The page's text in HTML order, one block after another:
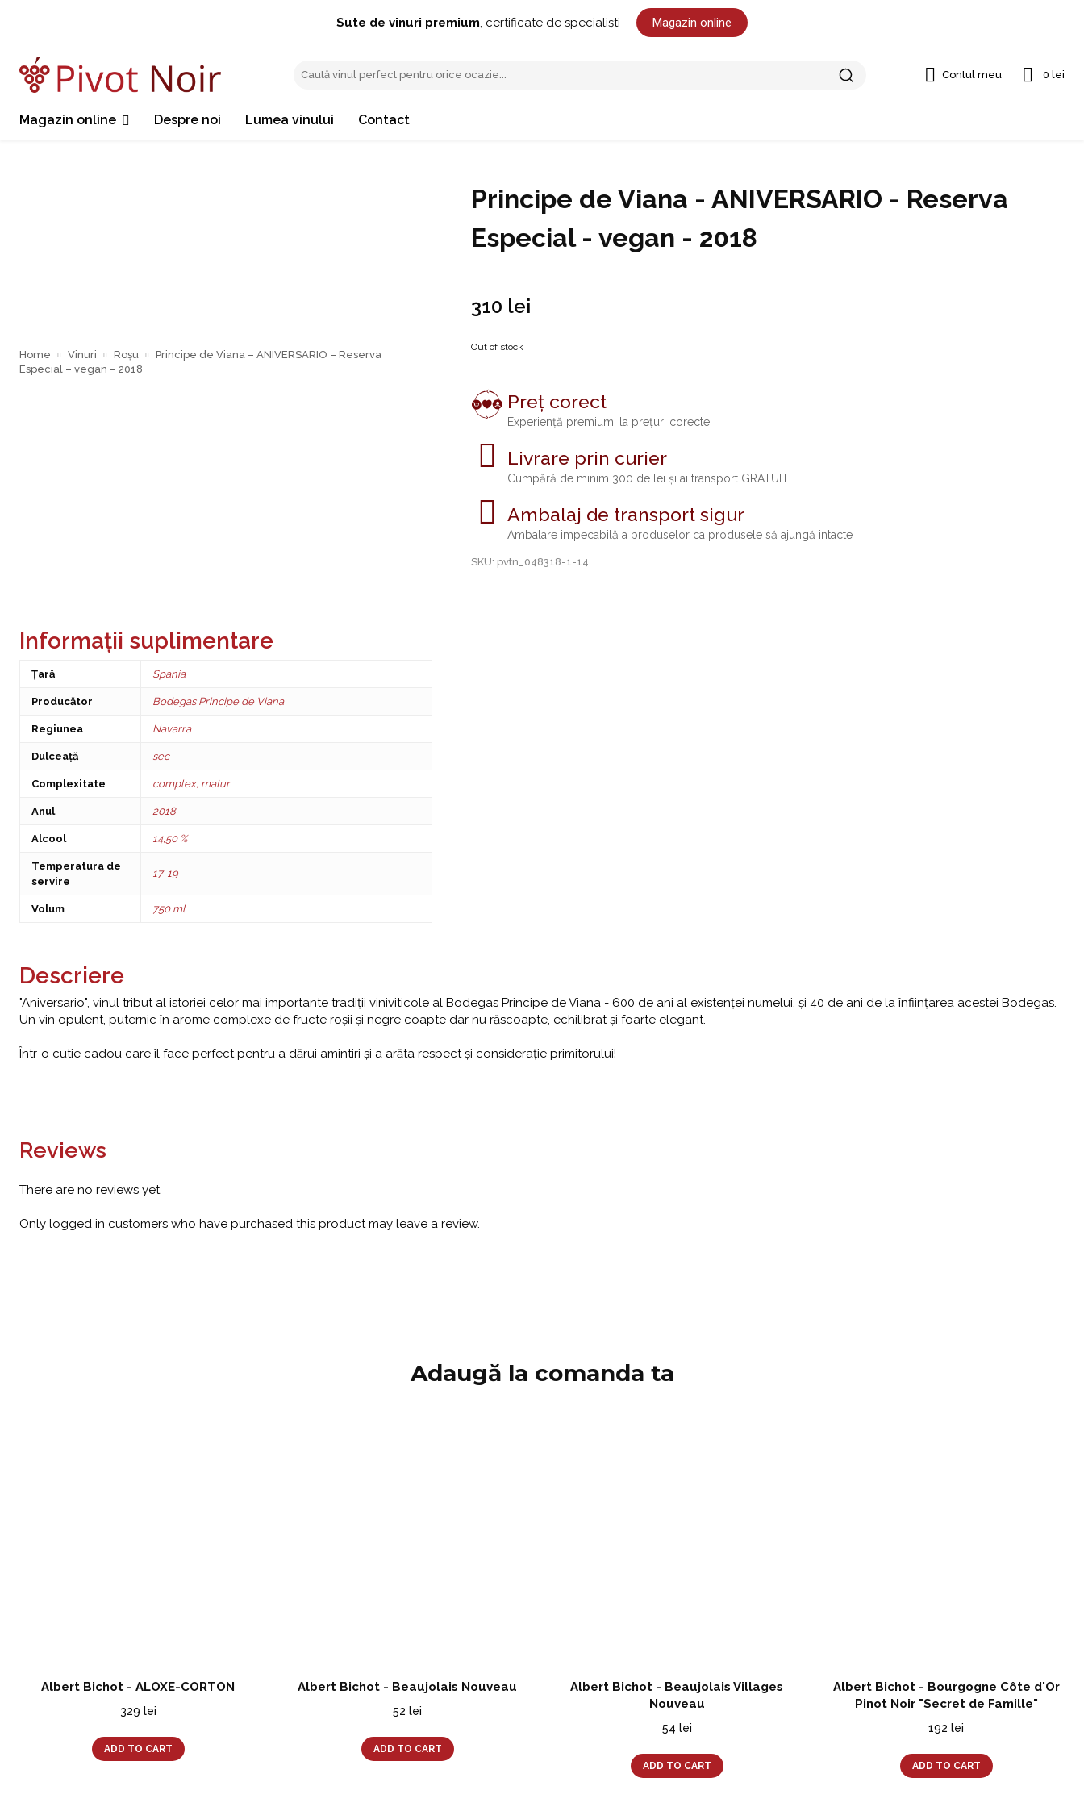
Sute de vinuri premium, certificate de specialiști Magazin online
Contul meu 0 lei
Magazin online Despre noi Lumea vinului Contact
Home Vinuri Roșu
Principe de Viana – ANIVERSARIO – Reserva
Especial – vegan – 2018
Principe de Viana - ANIVERSARIO - Reserva
Especial - vegan - 2018
310 lei
Out of stock
Preț corect
Experiență premium, la prețuri corecte.
Livrare prin curier
Cumpără de minim 300 de lei și ai transport GRATUIT
Ambalaj de transport sigur
Ambalare impecabilă a produselor ca produsele să ajungă intacte
SKU: pvtn_048318-1-14
Informații suplimentare
Țară Spania
Producător Bodegas Principe de Viana
Regiunea Navarra
Dulceață sec
Complexitate complex, matur
Anul 2018
Alcool 14,50 %
Temperatura de
servire
17-19
Volum 750 ml
Descriere
"Aniversario", vinul tribut al istoriei celor mai importante tradiții viniviticole al Bodegas Principe de Viana - 600 de ani al existenței numelui, și 40 de ani de la înființarea acestei Bodegas.
Un vin opulent, puternic în arome complexe de fructe roșii și negre coapte dar nu răscoapte, echilibrat și foarte elegant.
Într-o cutie cadou care îl face perfect pentru a dărui amintiri și a arăta respect și considerație primitorului!
Reviews
There are no reviews yet.
Only logged in customers who have purchased this product may leave a review.
Adaugă la comanda ta
Albert Bichot - ALOXE-CORTON
329 lei
ADD TO CART
Albert Bichot - Beaujolais Nouveau
52 lei
ADD TO CART
Albert Bichot - Beaujolais Villages
Nouveau
54 lei
ADD TO CART
Albert Bichot - Bourgogne Côte d'Or
Pinot Noir "Secret de Famille"
192 lei
ADD TO CART